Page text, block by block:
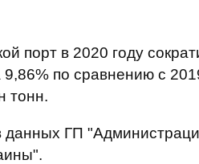
порт в 2020 году
9,86% по сравнению с
тонн.
данных ГП